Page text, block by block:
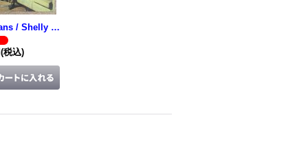
Bill Evans / Shelly Manne / Eddie Gomez - A Simple Matter Of Conviction
(税込)